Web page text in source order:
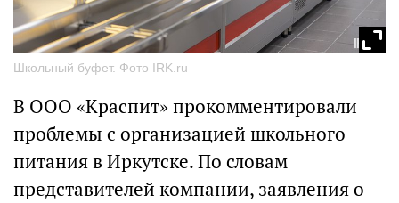
Школьный буфет. Фото IRK.ru
В ООО «Краспит» прокомментировали
проблемы с организацией школьного
питания в Иркутске. По словам
представителей компании, заявления о